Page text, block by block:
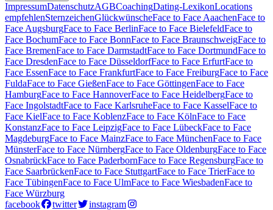
ImpressumDatenschutzAGBCoachingDating-LexikonLocations
empfehlenSternzeichenGlückwünscheFace to Face AaachenFace to
Face AugsburgFace to Face BerlinFace to Face BielefeldFace to
Face BochumFace to Face BonnFace to Face BraunschweigFace to
Face BremenFace to Face DarmstadtFace to Face DortmundFace to
Face DresdenFace to Face DüsseldorfFace to Face ErfurtFace to
Face EssenFace to Face FrankfurtFace to Face FreiburgFace to Face
FuldaFace to Face GießenFace to Face GöttingenFace to Face
HamburgFace to Face HannoverFace to Face HeidelbergFace to
Face IngolstadtFace to Face KarlsruheFace to Face KasselFace to
Face KielFace to Face KoblenzFace to Face KölnFace to Face
KonstanzFace to Face LeipzigFace to Face LübeckFace to Face
MagdeburgFace to Face MainzFace to Face MünchenFace to Face
MünsterFace to Face NürnbergFace to Face OldenburgFace to Face
OsnabrückFace to Face PaderbornFace to Face RegensburgFace to
Face SaarbrückenFace to Face StuttgartFace to Face TrierFace to
Face TübingenFace to Face UlmFace to Face WiesbadenFace to
Face Würzburg
facebook
twitter
instagram